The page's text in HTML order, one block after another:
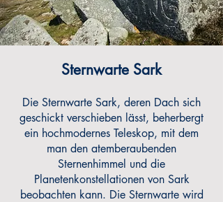
Sternwarte Sark
Die Sternwarte Sark, deren Dach sich
geschickt verschieben lässt, beherbergt
ein hochmodernes Teleskop, mit dem
man den atemberaubenden
Sternenhimmel und die
Planetenkonstellationen von Sark
beobachten kann. Die Sternwarte wird